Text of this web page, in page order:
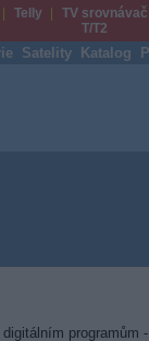
Telly
TV srovnávač
T/T2
Satelity Katalog
programům